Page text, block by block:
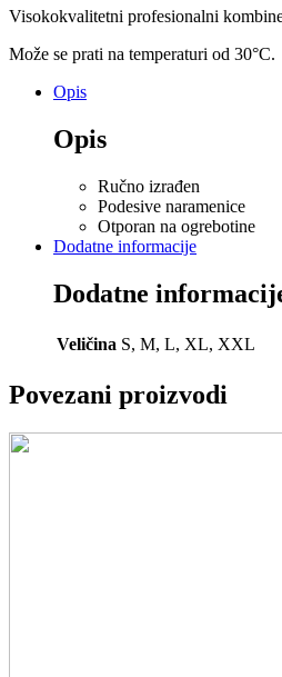
Visokokvalitetni profesionalni
Može se prati na temperaturi od 30°C.
Opis
Opis
Ručno izrađen
Podesive naramenice
Otporan na ogrebotine
Dodatne informacije
Dodatne
Veličina S, M, L, XL, XXL
Povezani proizvodi